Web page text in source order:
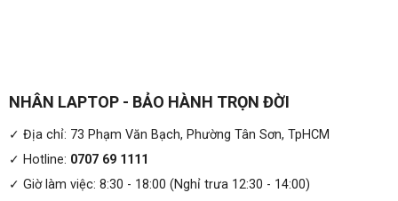
máy trong nhiều điều kiện ánh sáng khác nhau. Pro x2 612
G2 sở hữu camera trước 5 megapixel thuận tiện cho việc
trò chuyện qua video, camera sau 8 megapixel đáp ứng
nhu cầu chụp ảnh của bạn. Mặt sau của máy có một đầu
đọc vân tay tương thích với Windows Hello
NHÂN LAPTOP - BẢO HÀNH TRỌN ĐỜI
✓ Địa chỉ: 73 Phạm Văn Bạch, Phường Tân Sơn, TpHCM
✓ Hotline: 0707 69 1111
✓ Giờ làm việc: 8:30 - 18:00 (Nghỉ trưa 12:30 - 14:00)